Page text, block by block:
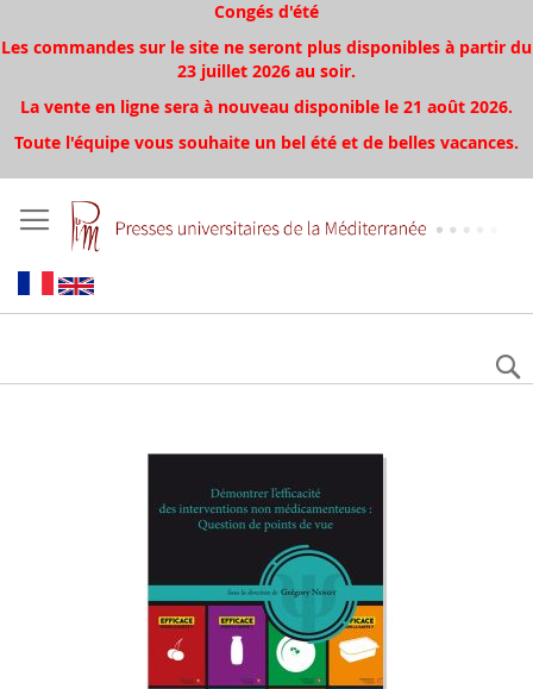
Congés d'été
Les commandes sur le site ne seront plus disponibles à partir du
23 juillet 2026 au soir.
La vente en ligne sera à nouveau disponible le 21 août 2026.
Toute l'équipe vous souhaite un bel été et de belles vacances.